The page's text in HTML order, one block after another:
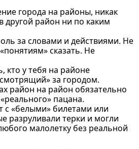
города на районы, никак
другой район ни по каким
за словами и действиями. Не
сказать. Не
кто у тебя на районе
за городом.
район на район обязательно
пацана.
с «белыми» билетами или
разруливали терки и могли
малолетку без реальной